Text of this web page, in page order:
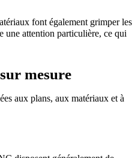
font également grimper les
une attention particulière, ce qui
mesure
aux plans, aux matériaux et à